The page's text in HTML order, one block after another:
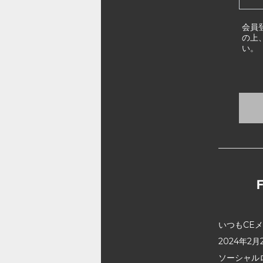
会員
の上
い。
いつもCE
2024年2月
ソーシャ